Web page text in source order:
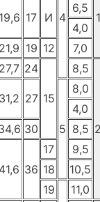
4
19,6 17 И
6,5
4,0
21,9 19 12
7,0
27,7 24
15
8,5
31,2 27
5
8,0
4,0
30
8,5
41,6 36
17
9,5
18
10,5
19
11,0